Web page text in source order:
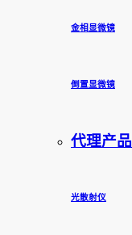
金相显微镜
倒置显微镜
代理产品
光散射仪